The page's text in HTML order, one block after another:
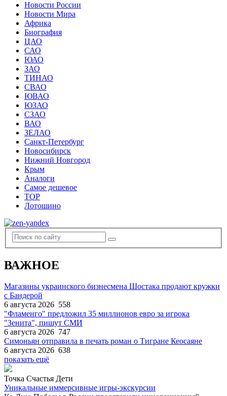
Новости России
Новости Мира
Африка
Биография
ЦАО
САО
ЮАО
ЗАО
ТИНАО
СВАО
ЮВАО
ЮЗАО
СЗАО
ВАО
ЗЕЛАО
Санкт-Петербург
Новосибирск
Нижний Новгород
Крым
Аналоги
Самое дешевое
TOP
Лотошино
ВАЖНОЕ
Магазины украинского бизнесмена Шостака продают кружки
с Бандерой
6 августа 2026 558
"Фламенго" предложил 35 миллионов евро за игрока
"Зенита", пишут СМИ
6 августа 2026 747
Симоньян отправила в печать роман о Тигране Кеосаяне
6 августа 2026 638
показать ещё
Точка Счастья Дети
Уникальные иммерсивные игры-экскурсии